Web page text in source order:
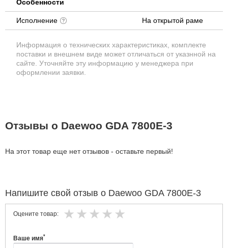
Особенности
Исполнение На открытой раме
Информация о технических характеристиках, комплекте
поставки и внешнем виде может отличаться от указнной на
сайте. Уточняйте эту информацию у менеджера при
оформлении заявки.
Отзывы о Daewoo GDA 7800E-3
На этот товар еще нет отзывов - оставьте первый!
Напишите свой отзыв о Daewoo GDA 7800E-3
Оцените товар:
Ваше имя*